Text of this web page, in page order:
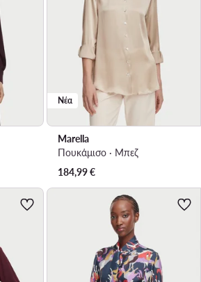
Νέα
Marella
Πουκάμισο · Μπεζ
184,99€